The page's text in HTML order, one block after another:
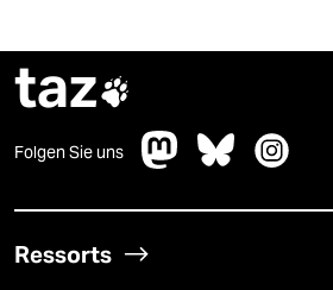
taz
Folgen Sie uns
Ressorts